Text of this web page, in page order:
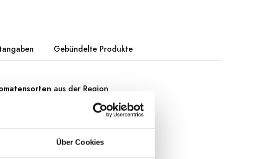
Über Cookies
Gebündelte Produkte
aus der Region
Auswahl an Tomaten, die